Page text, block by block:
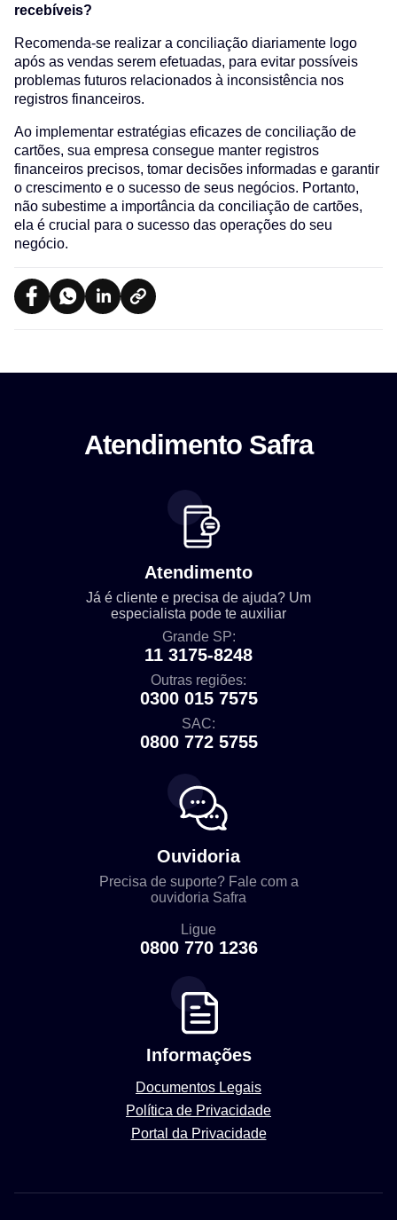
recebíveis?
Recomenda-se realizar a conciliação diariamente logo
após as vendas serem efetuadas, para evitar possíveis
problemas futuros relacionados à inconsistência nos
registros financeiros.
Ao implementar estratégias eficazes de conciliação de
cartões, sua empresa consegue manter registros
financeiros precisos, tomar decisões informadas e garantir
o crescimento e o sucesso de seus negócios. Portanto,
não subestime a importância da conciliação de cartões,
ela é crucial para o sucesso das operações do seu
negócio.
Atendimento Safra
Atendimento
Já é cliente e precisa de ajuda? Um
especialista pode te auxiliar
Grande SP:
11 3175-8248
Outras regiões:
0300 015 7575
SAC:
0800 772 5755
Ouvidoria
Precisa de suporte? Fale com a
ouvidoria Safra
Ligue
0800 770 1236
Informações
Documentos Legais
Política de Privacidade
Portal da Privacidade